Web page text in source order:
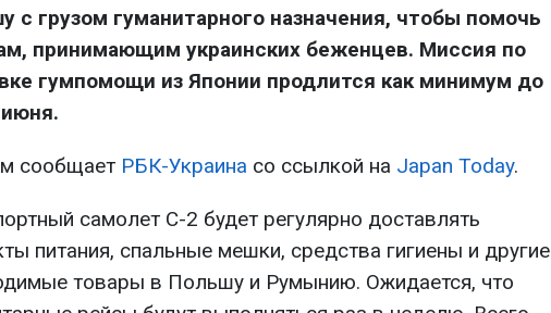
с грузом гуманитарного назначения, чтобы помочь
принимающим украинских беженцев. Миссия по
гумпомощи из Японии продлится как минимум до
сообщает РБК-Украина со ссылкой на Japan Today.
самолет С-2 будет регулярно доставлять
питания, спальные мешки, средства гигиены и другие
товары в Польшу и Румынию. Ожидается, что